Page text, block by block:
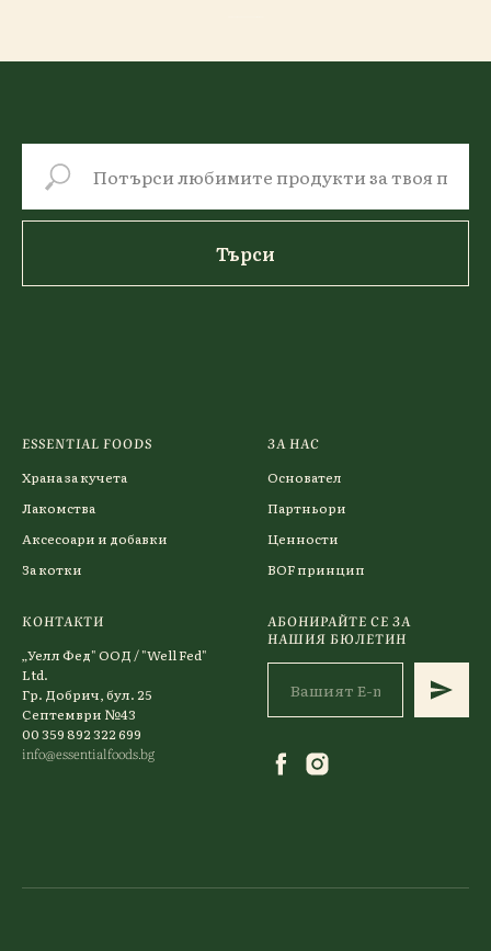
Търси
ESSENTIAL FOODS
Храна за кучета
Лакомства
Аксесоари и добавки
За котки
ЗА НАС
Основател
Партньори
Ценности
BOF принцип
КОНТАКТИ
„Уелл Фед" ООД / "Well Fed"
Ltd.
Гр. Добрич, бул. 25
Септември №43
00 359 892 322 699
info@essentialfoods.bg
АБОНИРАЙТЕ СЕ ЗА
НАШИЯ БЮЛЕТИН